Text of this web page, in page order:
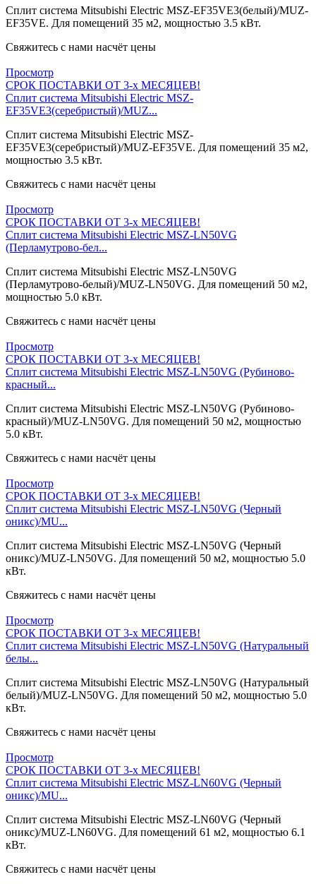
Сплит система Mitsubishi Electric MSZ-EF35VE3(белый)/MUZ-
EF35VE. Для помещений 35 м2, мощностью 3.5 кВт.
Свяжитесь с нами насчёт цены
Просмотр
СРОК ПОСТАВКИ ОТ 3-х МЕСЯЦЕВ!
Сплит система Mitsubishi Electric MSZ-
EF35VE3(серебристый)/MUZ...
Сплит система Mitsubishi Electric MSZ-
EF35VE3(серебристый)/MUZ-EF35VE. Для помещений 35 м2,
мощностью 3.5 кВт.
Свяжитесь с нами насчёт цены
Просмотр
СРОК ПОСТАВКИ ОТ 3-х МЕСЯЦЕВ!
Сплит система Mitsubishi Electric MSZ-LN50VG
(Перламутрово-бел...
Сплит система Mitsubishi Electric MSZ-LN50VG
(Перламутрово-белый)/MUZ-LN50VG. Для помещений 50 м2,
мощностью 5.0 кВт.
Свяжитесь с нами насчёт цены
Просмотр
СРОК ПОСТАВКИ ОТ 3-х МЕСЯЦЕВ!
Сплит система Mitsubishi Electric MSZ-LN50VG (Рубиново-
красный...
Сплит система Mitsubishi Electric MSZ-LN50VG (Рубиново-
красный)/MUZ-LN50VG. Для помещений 50 м2, мощностью
5.0 кВт.
Свяжитесь с нами насчёт цены
Просмотр
СРОК ПОСТАВКИ ОТ 3-х МЕСЯЦЕВ!
Сплит система Mitsubishi Electric MSZ-LN50VG (Черный
оникс)/MU...
Сплит система Mitsubishi Electric MSZ-LN50VG (Черный
оникс)/MUZ-LN50VG. Для помещений 50 м2, мощностью 5.0
кВт.
Свяжитесь с нами насчёт цены
Просмотр
СРОК ПОСТАВКИ ОТ 3-х МЕСЯЦЕВ!
Сплит система Mitsubishi Electric MSZ-LN50VG (Натуральный
белы...
Сплит система Mitsubishi Electric MSZ-LN50VG (Натуральный
белый)/MUZ-LN50VG. Для помещений 50 м2, мощностью 5.0
кВт.
Свяжитесь с нами насчёт цены
Просмотр
СРОК ПОСТАВКИ ОТ 3-х МЕСЯЦЕВ!
Сплит система Mitsubishi Electric MSZ-LN60VG (Черный
оникс)/MU...
Сплит система Mitsubishi Electric MSZ-LN60VG (Черный
оникс)/MUZ-LN60VG. Для помещений 61 м2, мощностью 6.1
кВт.
Свяжитесь с нами насчёт цены